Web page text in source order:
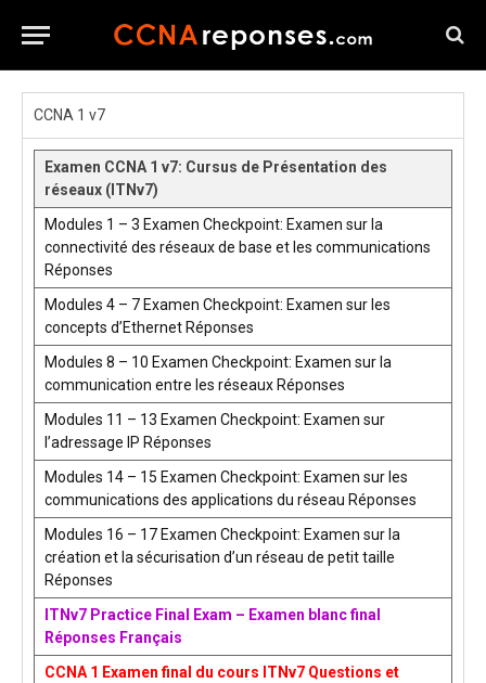
CCNA 1 v7
Examen CCNA 1 v7: Cursus de Présentation des
réseaux (ITNv7)
Modules 1 – 3 Examen Checkpoint: Examen sur la
connectivité des réseaux de base et les communications
Réponses
Modules 4 – 7 Examen Checkpoint: Examen sur les
concepts d’Ethernet Réponses
Modules 8 – 10 Examen Checkpoint: Examen sur la
communication entre les réseaux Réponses
Modules 11 – 13 Examen Checkpoint: Examen sur
l’adressage IP Réponses
Modules 14 – 15 Examen Checkpoint: Examen sur les
communications des applications du réseau Réponses
Modules 16 – 17 Examen Checkpoint: Examen sur la
création et la sécurisation d’un réseau de petit taille
Réponses
ITNv7 Practice Final Exam – Examen blanc final
Réponses Français
CCNA 1 Examen final du cours ITNv7 Questions et